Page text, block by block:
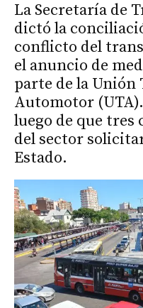
La Secretaría de
dictó la
conflicto del
el anuncio de
parte de la Unión
Automotor
luego de que tres
del sector
Estado.